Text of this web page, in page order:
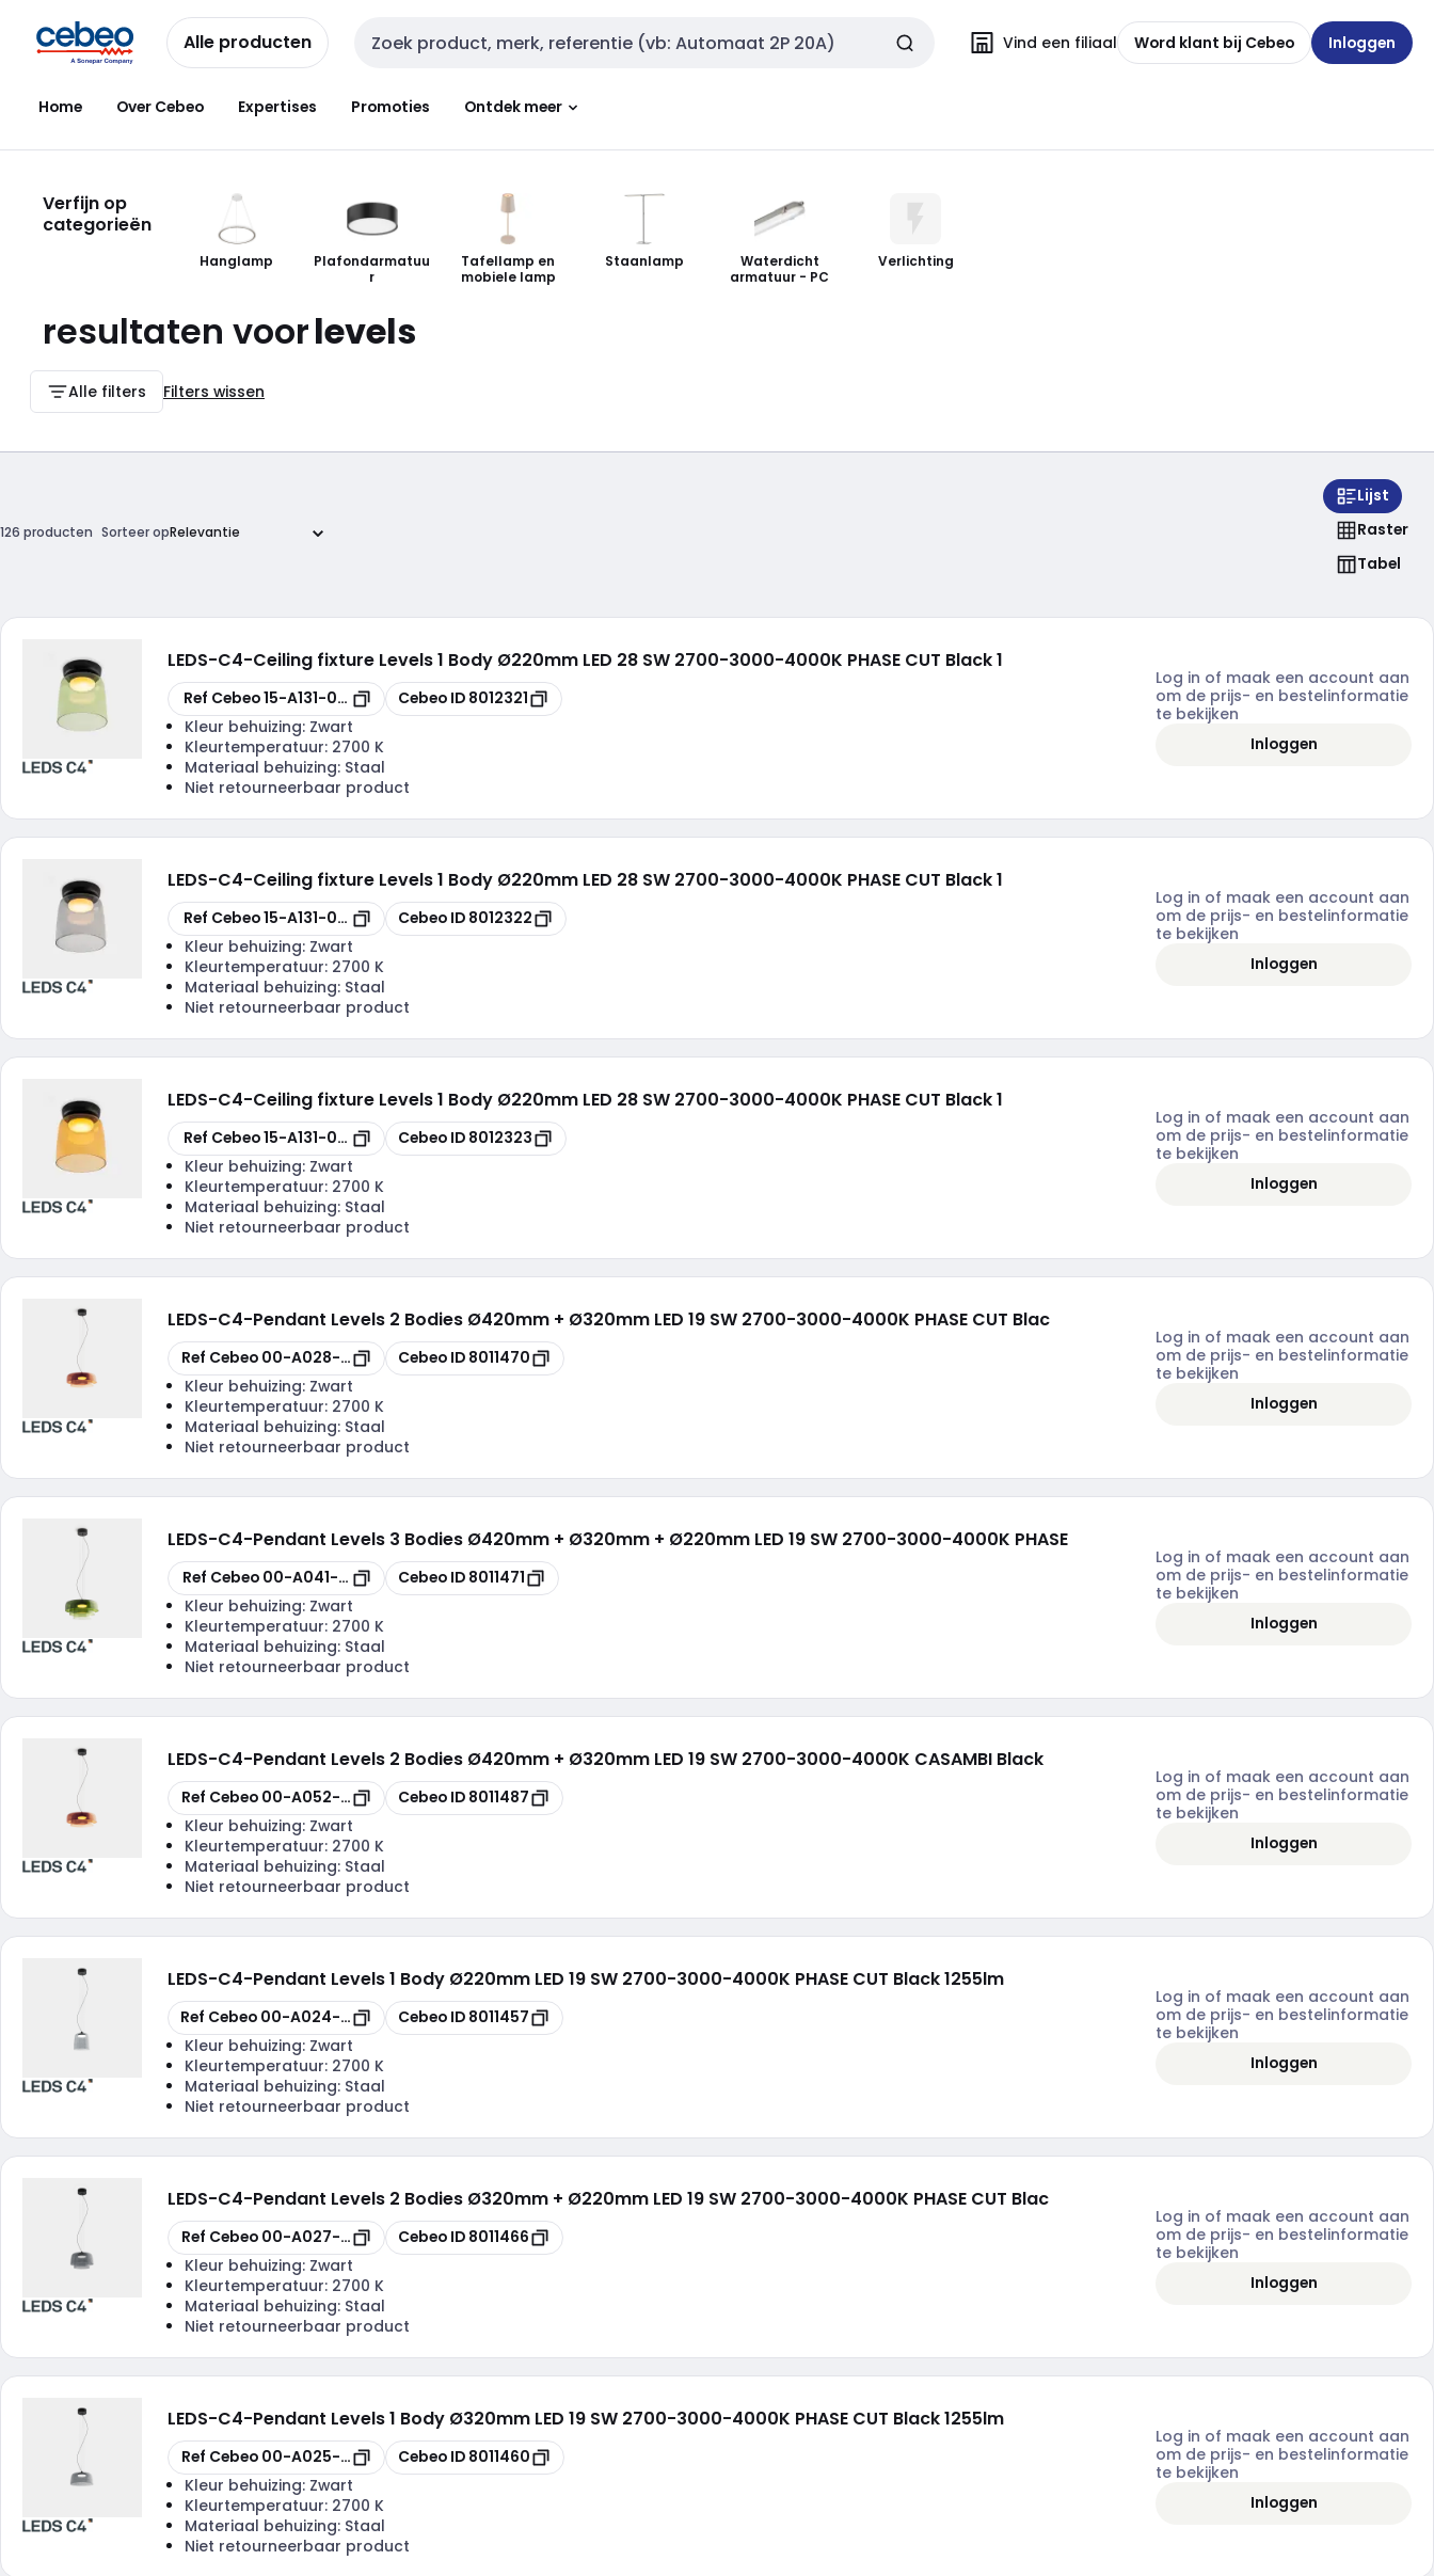
naar
navigatie
naar
inhoud
Alle producten Zoekveld invoer Vind een filiaal Word klant bij Cebeo Inloggen
Home Over Cebeo Expertises Promoties Ontdek meer
Verfijn op
categorieën
Hanglamp
Plafondarmatuu
r
Tafellamp en
mobiele lamp
Staanlamp
Waterdicht
armatuur - PC
Verlichting
resultaten voorlevels
Alle filters Filters wissen
126 producten Sorteer op
Lijst
Raster
Tabel
LEDS-C4-Ceiling fixture Levels 1 Body Ø220mm LED 28 SW 2700-3000-4000K PHASE CUT Black 1
Kopiëren
Ref Cebeo15-A131-05-08 Kopiëren
Cebeo ID 8012321
Kleur behuizing: Zwart
Kleurtemperatuur: 2700 K
Materiaal behuizing: Staal
Niet retourneerbaar product
Log in of maak een account aan
om de prijs- en bestelinformatie
te bekijken
Inloggen
LEDS-C4-Ceiling fixture Levels 1 Body Ø220mm LED 28 SW 2700-3000-4000K PHASE CUT Black 1
Kopiëren
Ref Cebeo15-A131-05-12 Kopiëren
Cebeo ID 8012322
Kleur behuizing: Zwart
Kleurtemperatuur: 2700 K
Materiaal behuizing: Staal
Niet retourneerbaar product
Log in of maak een account aan
om de prijs- en bestelinformatie
te bekijken
Inloggen
LEDS-C4-Ceiling fixture Levels 1 Body Ø220mm LED 28 SW 2700-3000-4000K PHASE CUT Black 1
Kopiëren
Ref Cebeo15-A131-05-15 Kopiëren
Cebeo ID 8012323
Kleur behuizing: Zwart
Kleurtemperatuur: 2700 K
Materiaal behuizing: Staal
Niet retourneerbaar product
Log in of maak een account aan
om de prijs- en bestelinformatie
te bekijken
Inloggen
LEDS-C4-Pendant Levels 2 Bodies Ø420mm + Ø320mm LED 19 SW 2700-3000-4000K PHASE CUT Blac
Kopiëren
Ref Cebeo 00-A028-05-15Kopiëren
Cebeo ID 8011470
Kleur behuizing: Zwart
Kleurtemperatuur: 2700 K
Materiaal behuizing: Staal
Niet retourneerbaar product
Log in of maak een account aan
om de prijs- en bestelinformatie
te bekijken
Inloggen
LEDS-C4-Pendant Levels 3 Bodies Ø420mm + Ø320mm + Ø220mm LED 19 SW 2700-3000-4000K PHASE
Kopiëren
Ref Cebeo 00-A041-05-08Kopiëren
Cebeo ID 8011471
Kleur behuizing: Zwart
Kleurtemperatuur: 2700 K
Materiaal behuizing: Staal
Niet retourneerbaar product
Log in of maak een account aan
om de prijs- en bestelinformatie
te bekijken
Inloggen
LEDS-C4-Pendant Levels 2 Bodies Ø420mm + Ø320mm LED 19 SW 2700-3000-4000K CASAMBI Black
Kopiëren
Ref Cebeo 00-A052-05-15Kopiëren
Cebeo ID 8011487
Kleur behuizing: Zwart
Kleurtemperatuur: 2700 K
Materiaal behuizing: Staal
Niet retourneerbaar product
Log in of maak een account aan
om de prijs- en bestelinformatie
te bekijken
Inloggen
LEDS-C4-Pendant Levels 1 Body Ø220mm LED 19 SW 2700-3000-4000K PHASE CUT Black 1255lm
Kopiëren
Ref Cebeo 00-A024-05-12Kopiëren
Cebeo ID 8011457
Kleur behuizing: Zwart
Kleurtemperatuur: 2700 K
Materiaal behuizing: Staal
Niet retourneerbaar product
Log in of maak een account aan
om de prijs- en bestelinformatie
te bekijken
Inloggen
LEDS-C4-Pendant Levels 2 Bodies Ø320mm + Ø220mm LED 19 SW 2700-3000-4000K PHASE CUT Blac
Kopiëren
Ref Cebeo 00-A027-05-12Kopiëren
Cebeo ID 8011466
Kleur behuizing: Zwart
Kleurtemperatuur: 2700 K
Materiaal behuizing: Staal
Niet retourneerbaar product
Log in of maak een account aan
om de prijs- en bestelinformatie
te bekijken
Inloggen
LEDS-C4-Pendant Levels 1 Body Ø320mm LED 19 SW 2700-3000-4000K PHASE CUT Black 1255lm
Kopiëren
Ref Cebeo 00-A025-05-12Kopiëren
Cebeo ID 8011460
Kleur behuizing: Zwart
Kleurtemperatuur: 2700 K
Materiaal behuizing: Staal
Niet retourneerbaar product
Log in of maak een account aan
om de prijs- en bestelinformatie
te bekijken
Inloggen